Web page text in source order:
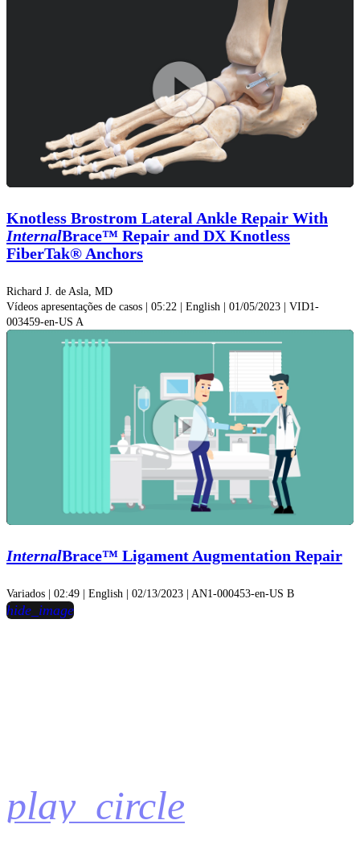
procedimentos de fixação de tecido mole a osso e não está
Play
Video
Knotless Brostrom Lateral Ankle Repair With
InternalBrace™ Repair and DX Knotless
FiberTak® Anchors
Richard J. de Asla, MD
Vídeos apresentações de casos | 05:22 | English | 01/05/2023 | VID1-
003459-en-US A
Play
Video
InternalBrace™ Ligament Augmentation Repair
Variados | 02:49 | English | 02/13/2023 | AN1-000453-en-US B
play_circle
hide_image